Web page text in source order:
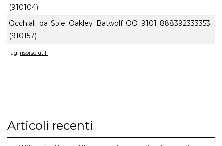
(910104)
Occhiali da Sole Oakley Batwolf OO 9101
(910157)
888392333353
Tag: risorse utili
Articoli recenti